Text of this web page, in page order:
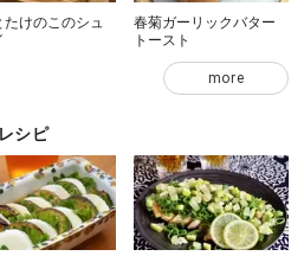
たけのこのシュ
春菊ガーリックバター
トースト
more
シピ